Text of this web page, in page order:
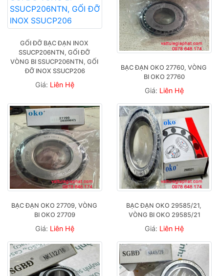
GỐI ĐỠ BẠC ĐẠN INOX
SSUCP206NTN, GỐI ĐỠ
VÒNG BI SSUCP206NTN, GỐI
ĐỠ INOX SSUCP206
Giá: Liên Hệ
BẠC ĐẠN OKO 27760, VÒNG
BI OKO 27760
Giá: Liên Hệ
BẠC ĐẠN OKO 27709, VÒNG
BI OKO 27709
Giá: Liên Hệ
BẠC ĐẠN OKO 29585/21,
VÒNG BI OKO 29585/21
Giá: Liên Hệ